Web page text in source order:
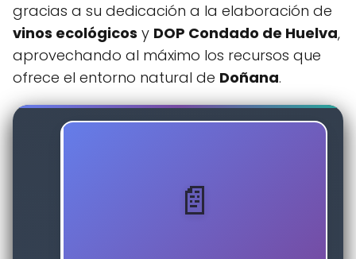
gracias a su dedicación a la elaboración de
vinos ecológicos y DOP Condado de Huelva,
aprovechando al máximo los recursos que
ofrece el entorno natural de Doñana.